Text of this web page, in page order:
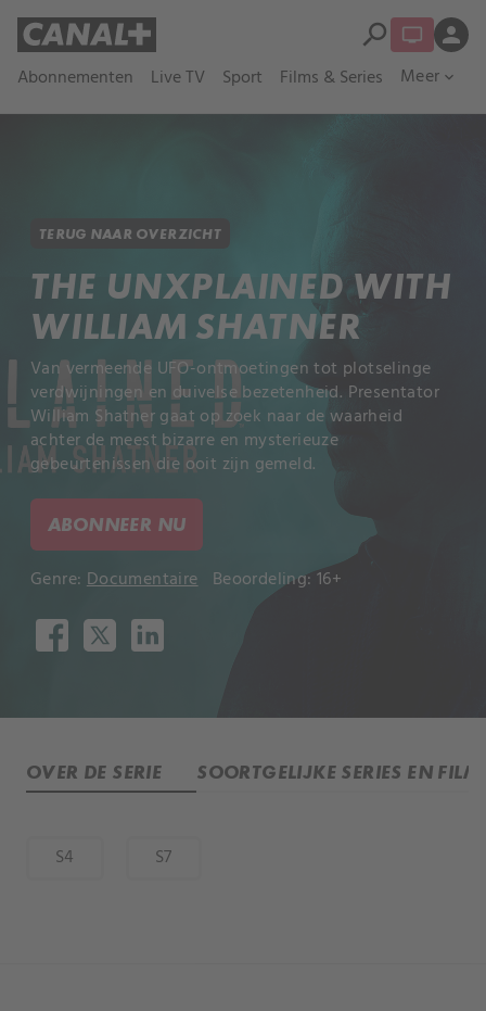
Abonnementen Live TV Sport Films & Series Meer expand_more
search person
TERUG NAAR OVERZICHT
THE UNXPLAINED WITH
WILLIAM SHATNER
Van vermeende UFO-ontmoetingen tot plotselinge
verdwijningen en duivelse bezetenheid. Presentator
William Shatner gaat op zoek naar de waarheid
achter de meest bizarre en mysterieuze
gebeurtenissen die ooit zijn gemeld.
ABONNEER NU
Genre: Documentaire Beoordeling: 16+
OVER DE SERIE SOORTGELIJKE SERIES EN
S4 S7